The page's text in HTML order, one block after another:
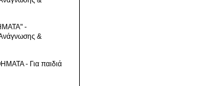
-
Ανάγνωσης &
- Για παιδιά